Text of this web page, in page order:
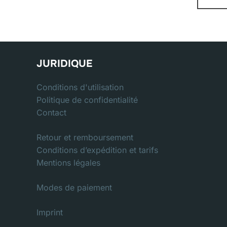
JURIDIQUE
Conditions d'utilisation
Politique de confidentialité
Contact
Retour et remboursement
Conditions d’expédition et tarifs
Mentions légales
Modes de paiement
Imprint